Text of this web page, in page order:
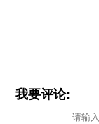
我要评论: